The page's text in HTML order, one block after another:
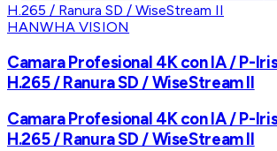
HANWHA VISION
Camara Profesional 4K con IA / P-
H.265 / Ranura SD / WiseStream II
Camara Profesional 4K con IA / P-
H.265 / Ranura SD / WiseStream II